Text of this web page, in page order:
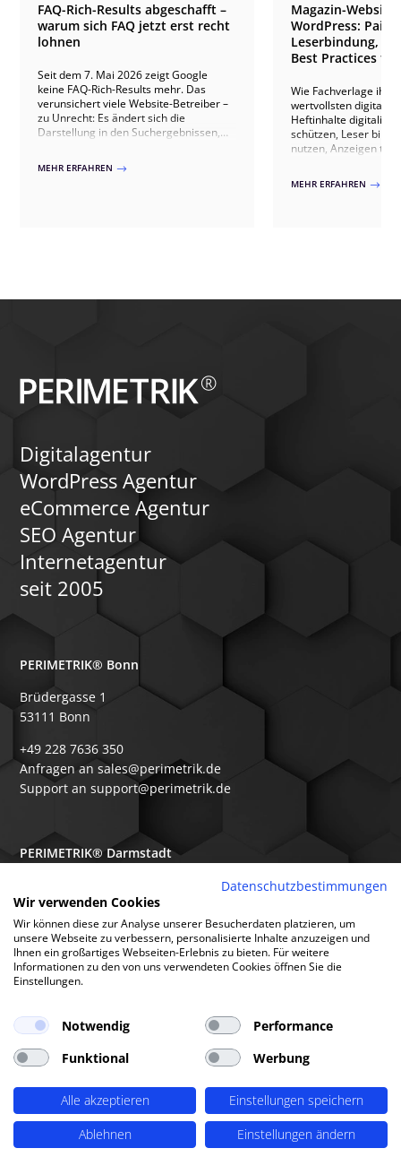
FAQ-Rich-Results abgeschafft –
warum sich FAQ jetzt erst recht
lohnen
Seit dem 7. Mai 2026 zeigt Google
keine FAQ-Rich-Results mehr. Das
verunsichert viele Website-Betreiber –
zu Unrecht: Es ändert sich die
Darstellung in den Suchergebnissen,
weiterhin lohnen und themenbezogene
MEHR ERFAHREN $
Magazin-
WordPress: Paid
Leserbindung,
Best Practices für
Wie Fachverlage ihre
wertvollsten digitalen
Heftinhalte
schützen, Leser
nutzen, Anzeigen
20+ Verlagsprojekten.
MEHR ERFAHREN $
Digitalagentur
WordPress Agentur
eCommerce Agentur
SEO Agentur
Internetagentur
seit 2005
PERIMETRIK® Bonn
Brüdergasse 1
53111 Bonn
+49 228 7636 350
Anfragen an sales@perimetrik.de
Support an support@perimetrik.de
PERIMETRIK® Darmstadt
64367 Mühltal
+49 6151 3944 80
Anfragen an sales@perimetrik.de
Support an support@perimetrik.de
© PERIMETRIK® 2026 |Impressum Datenschutzerklärung|Cookies
Standorte|FAQs|Glossar|Branchen|Software|Über uns|
Datenschutzbestimmungen
Wir verwenden Cookies
Wir können diese zur Analyse unserer Besucherdaten platzieren, um
unsere Webseite zu verbessern, personalisierte Inhalte anzuzeigen und
Ihnen ein großartiges Webseiten-Erlebnis zu bieten. Für weitere
Informationen zu den von uns verwendeten Cookies öffnen Sie die
Einstellungen.
Notwendig
Performance
Funktional
Werbung
Alle akzeptieren
Einstellungen speichern
Ablehnen
Einstellungen ändern